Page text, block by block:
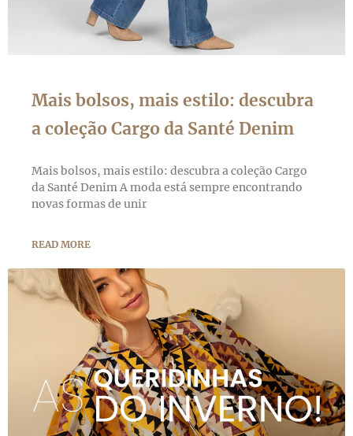
Mais bolsos, mais estilo: descubra
a coleção Cargo da Santé Denim
Mais bolsos, mais estilo: descubra a coleção Cargo
da Santé Denim A moda está sempre encontrando
novas formas de unir
READ MORE